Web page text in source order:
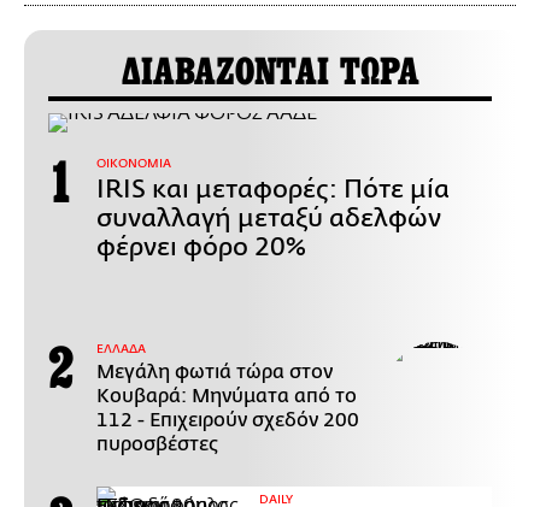
ΔΙΑΒΑΖΟΝΤΑΙ ΤΩΡΑ
ΟΙΚΟΝΟΜΙΑ
IRIS και μεταφορές: Πότε μία
συναλλαγή μεταξύ αδελφών
φέρνει φόρο 20%
ΕΛΛΑΔΑ
Μεγάλη φωτιά τώρα στον
Κουβαρά: Μηνύματα από το
112 - Επιχειρούν σχεδόν 200
πυροσβέστες
DAILY